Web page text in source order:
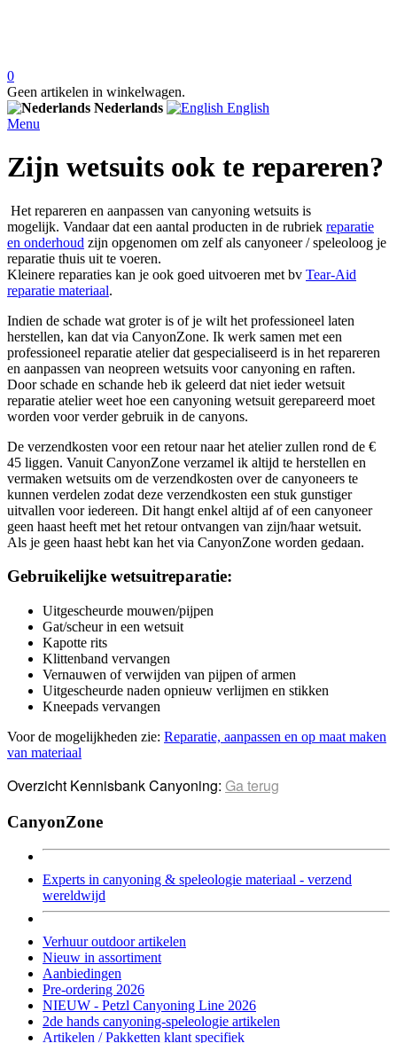
0
Geen artikelen in winkelwagen.
Nederlands
English
Menu
Zijn wetsuits ook te repareren?
Het repareren en aanpassen van canyoning wetsuits is
mogelijk. Vandaar dat een aantal producten in de rubriek reparatie
en onderhoud zijn opgenomen om zelf als canyoneer / speleoloog je
reparatie thuis uit te voeren.
Kleinere reparaties kan je ook goed uitvoeren met bv Tear-Aid
reparatie materiaal.
Indien de schade wat groter is of je wilt het professioneel laten
herstellen, kan dat via CanyonZone. Ik werk samen met een
professioneel reparatie atelier dat gespecialiseerd is in het repareren
en aanpassen van neopreen wetsuits voor canyoning en raften.
Door schade en schande heb ik geleerd dat niet ieder wetsuit
reparatie atelier weet hoe een canyoning wetsuit gerepareerd moet
worden voor verder gebruik in de canyons.
De verzendkosten voor een retour naar het atelier zullen rond de €
45 liggen. Vanuit CanyonZone verzamel ik altijd te herstellen en
vermaken wetsuits om de verzendkosten over de canyoneers te
kunnen verdelen zodat deze verzendkosten een stuk gunstiger
uitvallen voor iedereen. Dit hangt enkel altijd af of een canyoneer
geen haast heeft met het retour ontvangen van zijn/haar wetsuit.
Als je geen haast hebt kan het via CanyonZone worden gedaan.
Gebruikelijke wetsuitreparatie:
Uitgescheurde mouwen/pijpen
Gat/scheur in een wetsuit
Kapotte rits
Klittenband vervangen
Vernauwen of verwijden van pijpen of armen
Uitgescheurde naden opnieuw verlijmen en stikken
Kneepads vervangen
Voor de mogelijkheden zie: Reparatie, aanpassen en op maat maken
van materiaal
Overzicht Kennisbank Canyoning: Ga terug
CanyonZone
Experts in canyoning & speleologie materiaal - verzend
wereldwijd
Verhuur outdoor artikelen
Nieuw in assortiment
Aanbiedingen
Pre-ordering 2026
NIEUW - Petzl Canyoning Line 2026
2de hands canyoning-speleologie artikelen
Artikelen / Pakketten klant specifiek